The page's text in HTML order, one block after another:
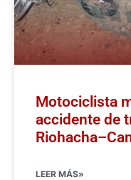
Motociclista
accidente de
LEER MÁS»